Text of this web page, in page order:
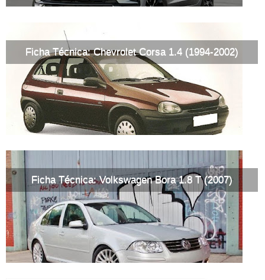
Ficha Técnica: Chevrolet Corsa 1.4 (1994-2002)
Ficha Técnica: Volkswagen Bora 1.8 T (2007)